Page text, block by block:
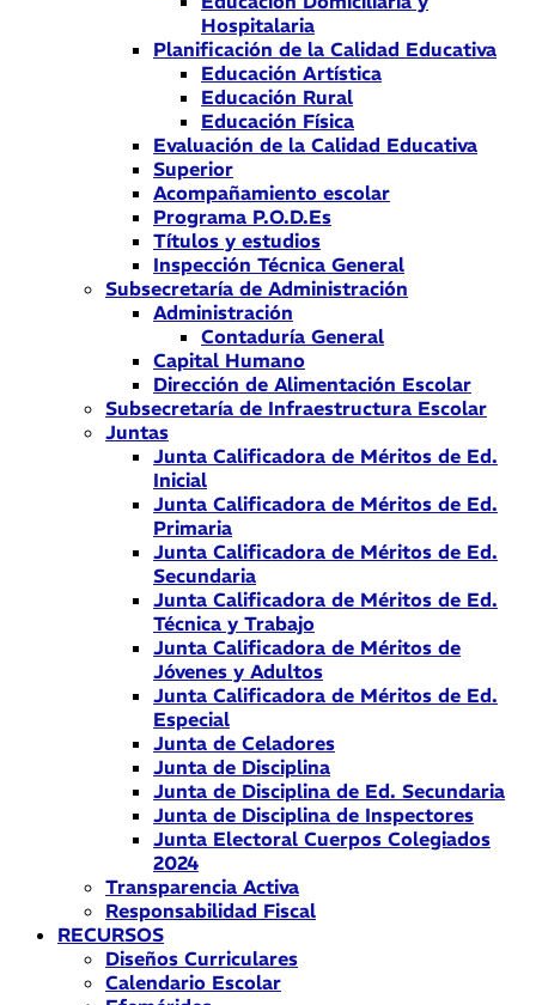
Hospitalaria
Planificación de la Calidad Educativa
Educación Artística
Educación Rural
Educación Física
Evaluación de la Calidad Educativa
Superior
Acompañamiento escolar
Programa P.O.D.Es
Títulos y estudios
Inspección Técnica General
Subsecretaría de Administración
Administración
Contaduría General
Capital Humano
Dirección de Alimentación Escolar
Subsecretaría de Infraestructura Escolar
Juntas
Junta Calificadora de Méritos de Ed.
Inicial
Junta Calificadora de Méritos de Ed.
Primaria
Junta Calificadora de Méritos de Ed.
Secundaria
Junta Calificadora de Méritos de Ed.
Técnica y Trabajo
Junta Calificadora de Méritos de
Jóvenes y Adultos
Junta Calificadora de Méritos de Ed.
Especial
Junta de Celadores
Junta de Disciplina
Junta de Disciplina de Ed. Secundaria
Junta de Disciplina de Inspectores
Junta Electoral Cuerpos Colegiados
2024
Transparencia Activa
Responsabilidad Fiscal
RECURSOS
Diseños Curriculares
Calendario Escolar